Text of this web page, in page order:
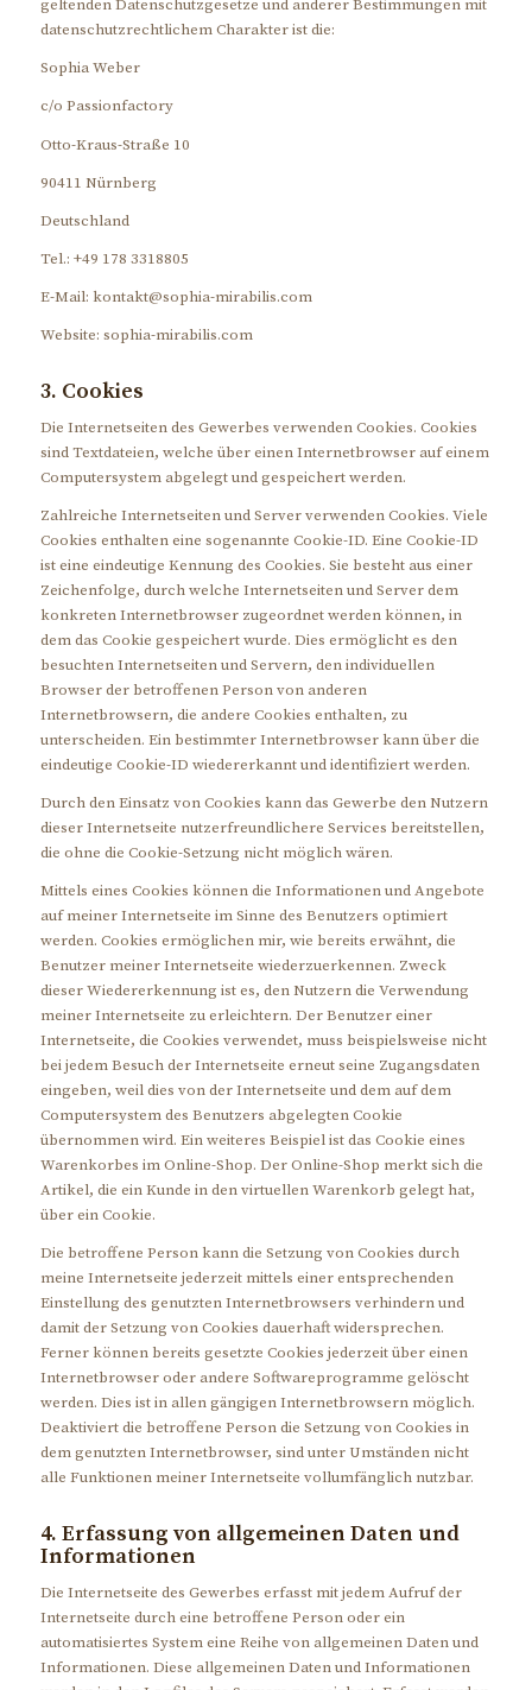
geltenden Datenschutzgesetze und anderer Bestimmungen mit
datenschutzrechtlichem Charakter ist die:
Sophia Weber
c/o Passionfactory
Otto-Kraus-Straße 10
90411 Nürnberg
Deutschland
Tel.: +49 178 3318805
E-Mail: kontakt@sophia-mirabilis.com
Website: sophia-mirabilis.com
3. Cookies
Die Internetseiten des Gewerbes verwenden Cookies. Cookies
sind Textdateien, welche über einen Internetbrowser auf einem
Computersystem abgelegt und gespeichert werden.
Zahlreiche Internetseiten und Server verwenden Cookies. Viele
Cookies enthalten eine sogenannte Cookie-ID. Eine Cookie-ID
ist eine eindeutige Kennung des Cookies. Sie besteht aus einer
Zeichenfolge, durch welche Internetseiten und Server dem
konkreten Internetbrowser zugeordnet werden können, in
dem das Cookie gespeichert wurde. Dies ermöglicht es den
besuchten Internetseiten und Servern, den individuellen
Browser der betroffenen Person von anderen
Internetbrowsern, die andere Cookies enthalten, zu
unterscheiden. Ein bestimmter Internetbrowser kann über die
eindeutige Cookie-ID wiedererkannt und identifiziert werden.
Durch den Einsatz von Cookies kann das Gewerbe den Nutzern
dieser Internetseite nutzerfreundlichere Services bereitstellen,
die ohne die Cookie-Setzung nicht möglich wären.
Mittels eines Cookies können die Informationen und Angebote
auf meiner Internetseite im Sinne des Benutzers optimiert
werden. Cookies ermöglichen mir, wie bereits erwähnt, die
Benutzer meiner Internetseite wiederzuerkennen. Zweck
dieser Wiedererkennung ist es, den Nutzern die Verwendung
meiner Internetseite zu erleichtern. Der Benutzer einer
Internetseite, die Cookies verwendet, muss beispielsweise nicht
bei jedem Besuch der Internetseite erneut seine Zugangsdaten
eingeben, weil dies von der Internetseite und dem auf dem
Computersystem des Benutzers abgelegten Cookie
übernommen wird. Ein weiteres Beispiel ist das Cookie eines
Warenkorbes im Online-Shop. Der Online-Shop merkt sich die
Artikel, die ein Kunde in den virtuellen Warenkorb gelegt hat,
über ein Cookie.
Die betroffene Person kann die Setzung von Cookies durch
meine Internetseite jederzeit mittels einer entsprechenden
Einstellung des genutzten Internetbrowsers verhindern und
damit der Setzung von Cookies dauerhaft widersprechen.
Ferner können bereits gesetzte Cookies jederzeit über einen
Internetbrowser oder andere Softwareprogramme gelöscht
werden. Dies ist in allen gängigen Internetbrowsern möglich.
Deaktiviert die betroffene Person die Setzung von Cookies in
dem genutzten Internetbrowser, sind unter Umständen nicht
alle Funktionen meiner Internetseite vollumfänglich nutzbar.
4. Erfassung von allgemeinen Daten und
Informationen
Die Internetseite des Gewerbes erfasst mit jedem Aufruf der
Internetseite durch eine betroffene Person oder ein
automatisiertes System eine Reihe von allgemeinen Daten und
Informationen. Diese allgemeinen Daten und Informationen